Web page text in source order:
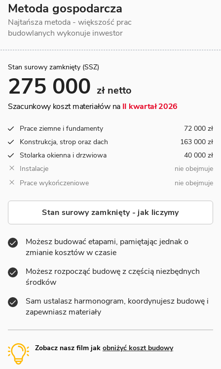
Metoda gospodarcza
Najtańsza metoda - większość prac
budowlanych wykonuje inwestor
Stan surowy zamknięty (SSZ)
275 000 zł netto
Szacunkowy koszt materiałów na II kwartał 2026
Prace ziemne i fundamenty
72 000 zł
Konstrukcja, strop oraz dach
163 000 zł
Stolarka okienna i drzwiowa
40 000 zł
Instalacje
nie obejmuje
Prace wykończeniowe
nie obejmuje
Stan surowy zamknięty - jak liczymy
Możesz budować etapami, pamiętając jednak o
zmianie kosztów w czasie
Możesz rozpocząć budowę z częścią niezbędnych
środków
Sam ustalasz harmonogram, koordynujesz budowę i
zapewniasz materiały
Zobacz nasz film jak obniżyć koszt budowy